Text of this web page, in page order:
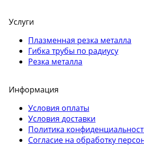
Услуги
Плазменная резка металла
Гибка трубы по радиусу
Резка металла
Информация
Условия оплаты
Условия доставки
Политика
Согласие на обработку